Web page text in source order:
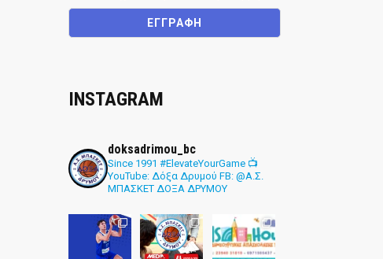
INSTAGRAM
doksadrimou_bc
Since 1991 #ElevateYourGame 📺
YouTube: Δόξα Δρυμού FB: @Α.Σ.
ΜΠΑΣΚΕΤ ΔΟΞΑ ΔΡΥΜΟΥ